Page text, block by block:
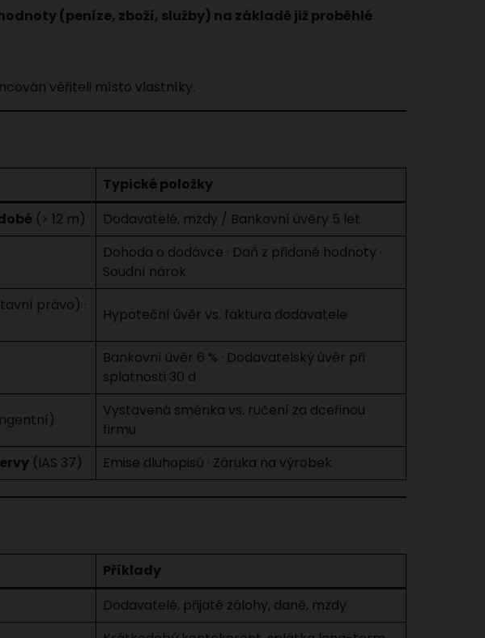
(peníze, zboží, služby) na základě již proběhlé
věřiteli místo vlastníky.
Typické položky
(> 12 m) Dodavatelé, mzdy / Bankovní úvěry 5 let
Dohoda o dodávce · Daň z přidané hodnoty ·
Soudní nárok
právo) ·
Hypoteční úvěr vs. faktura dodavatele
Bankovní úvěr 6 % · Dodavatelský úvěr při
splatnosti 30 d
Vystavená směnka vs. ručení za dceřinou
firmu
(IAS 37) Emise dluhopisů · Záruka na výrobek
Příklady
Dodavatelé, přijaté zálohy, daně, mzdy